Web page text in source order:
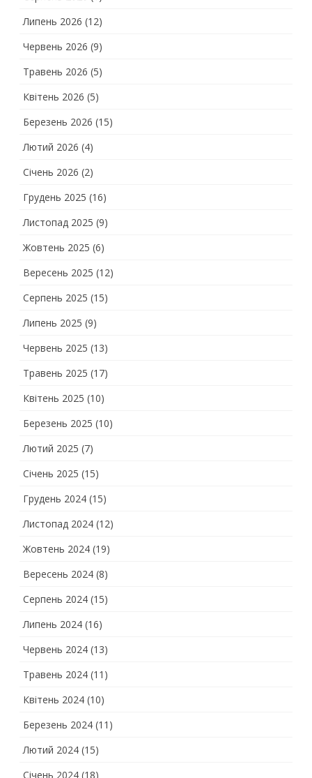
Липень 2026 (12)
Червень 2026 (9)
Травень 2026 (5)
Квітень 2026 (5)
Березень 2026 (15)
Лютий 2026 (4)
Січень 2026 (2)
Грудень 2025 (16)
Листопад 2025 (9)
Жовтень 2025 (6)
Вересень 2025 (12)
Серпень 2025 (15)
Липень 2025 (9)
Червень 2025 (13)
Травень 2025 (17)
Квітень 2025 (10)
Березень 2025 (10)
Лютий 2025 (7)
Січень 2025 (15)
Грудень 2024 (15)
Листопад 2024 (12)
Жовтень 2024 (19)
Вересень 2024 (8)
Серпень 2024 (15)
Липень 2024 (16)
Червень 2024 (13)
Травень 2024 (11)
Квітень 2024 (10)
Березень 2024 (11)
Лютий 2024 (15)
Січень 2024 (18)